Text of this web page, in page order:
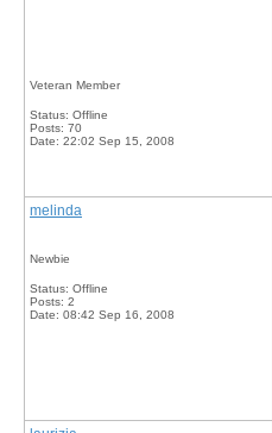
Veteran Member
Status: Offline
Posts: 70
Date: 22:02 Sep 15, 2008
melinda
Newbie
Status: Offline
Posts: 2
Date: 08:42 Sep 16, 2008